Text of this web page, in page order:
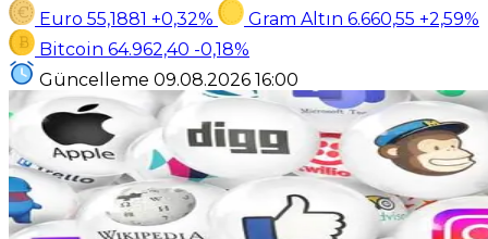
Euro 55,1881 +0,32% Gram Altın 6.660,55 +2,59%
Bitcoin 64.962,40 -0,18%
Güncelleme 09.08.2026 16:00